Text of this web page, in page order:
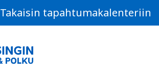
Takaisin tapahtumakalenteriin